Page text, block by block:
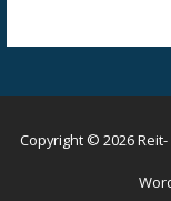
Copyright © 2026